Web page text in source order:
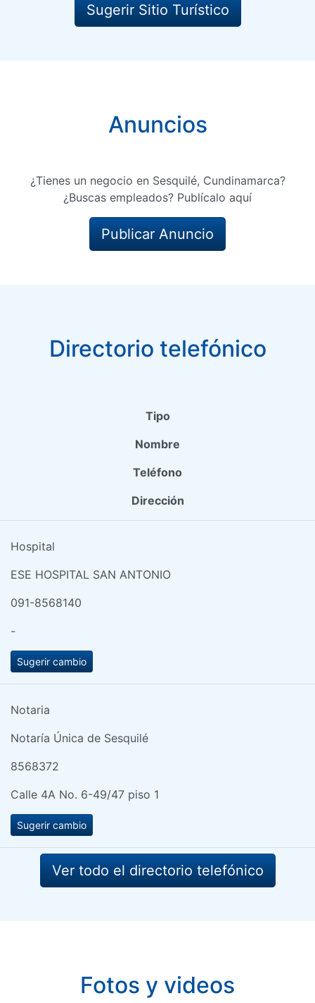
Sugerir Sitio Turístico
Anuncios
¿Tienes un negocio en Sesquilé, Cundinamarca?
¿Buscas empleados? Publícalo aquí
Publicar Anuncio
Directorio telefónico
Tipo
Nombre
Teléfono
Dirección
Hospital
ESE HOSPITAL SAN ANTONIO
091-8568140
-
Sugerir cambio
Notaria
Notaría Única de Sesquilé
8568372
Calle 4A No. 6-49/47 piso 1
Sugerir cambio
Ver todo el directorio telefónico
Fotos y videos